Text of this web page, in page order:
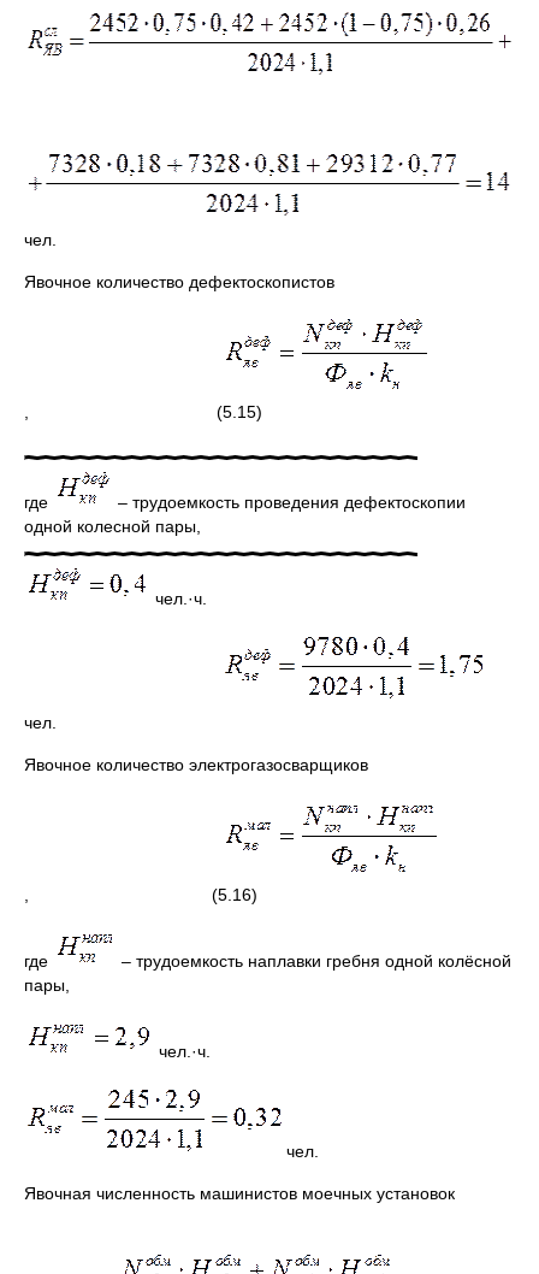
чел.
Явочное количество дефектоскопистов
, (5.15)
где
– трудоемкость проведения дефектоскопии
одной колесной пары,
чел.·ч.
чел.
Явочное количество электрогазосварщиков
, (5.16)
где
– трудоемкость наплавки гребня одной колёсной
пары,
чел.·ч.
чел.
Явочная численность машинистов моечных установок